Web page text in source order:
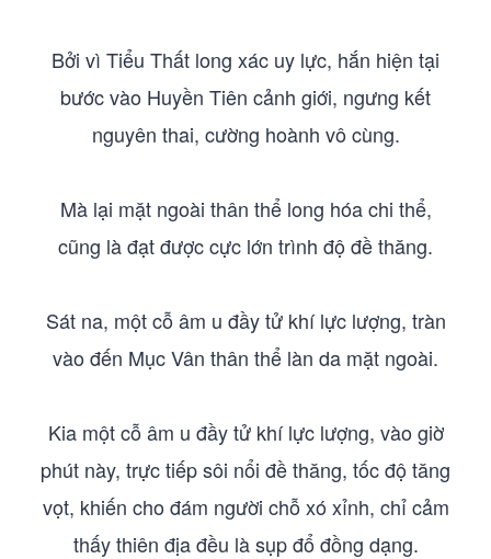
Bởi vì Tiểu Thất long xác uy lực, hắn hiện tại
bước vào Huyền Tiên cảnh giới, ngưng kết
nguyên thai, cường hoành vô cùng.
Mà lại mặt ngoài thân thể long hóa chi thể,
cũng là đạt được cực lớn trình độ đề thăng.
Sát na, một cỗ âm u đầy tử khí lực lượng, tràn
vào đến Mục Vân thân thể làn da mặt ngoài.
Kia một cỗ âm u đầy tử khí lực lượng, vào giờ
phút này, trực tiếp sôi nổi đề thăng, tốc độ tăng
vọt, khiến cho đám người chỗ xó xỉnh, chỉ cảm
thấy thiên địa đều là sụp đổ đồng dạng.